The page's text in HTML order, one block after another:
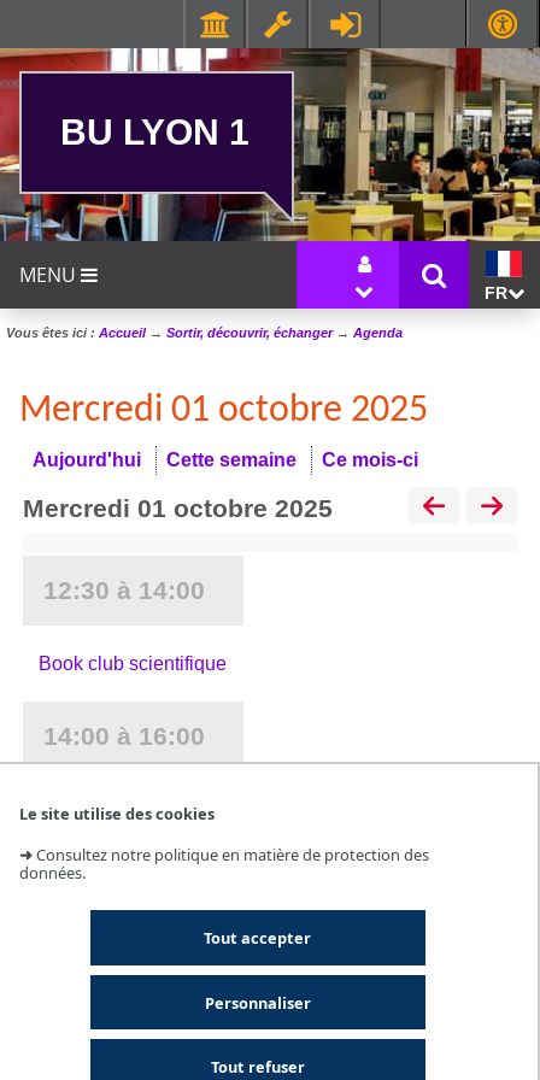
Le site utilise des cookies
➜Consultez notre politique en matière de protection des
données.
Tout accepter
Tout refuser
Personnaliser
BU LYON 1
MENU
FR
Vous êtes ici : Accueil→ Sortir, découvrir, échanger→ Agenda
Mercredi 01 octobre 2025
Aujourd'hui Cette semaine Ce mois-ci
mercredi 01 octobre 2025
12:30 à 14:00
Book club scientifique
14:00 à 16:00
Atelier Zotero
Recherche d'un événement dans l'agenda